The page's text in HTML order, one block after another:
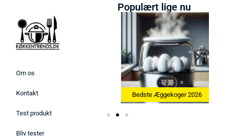
Om os
Kontakt
Test produkt
Bliv tester
Populært lige nu
Bedste Køkkenvægte 2026 Bedste Æggekoger 2026